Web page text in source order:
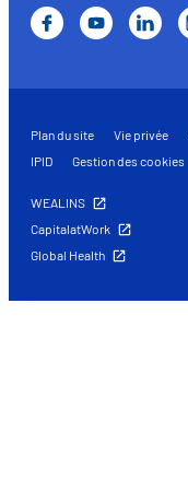
Plan du site Vie privée
IPID
Gestion des cookies
WEALINS
CapitalatWork
Global Health